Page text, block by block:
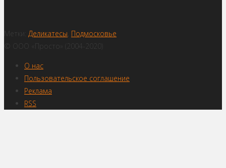
Метки: Деликатесы Подмосковье
© ООО «Просто» (2004-2020)
О нас
Пользовательское соглашение
Реклама
RSS